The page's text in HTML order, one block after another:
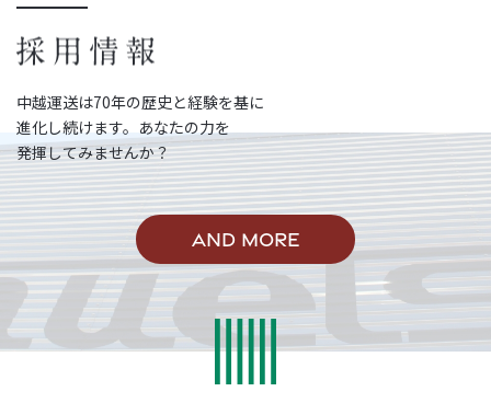
中越運送は70年の歴史と経験を基に
進化し続けます。あなたの力を
発揮してみませんか？
AND MORE